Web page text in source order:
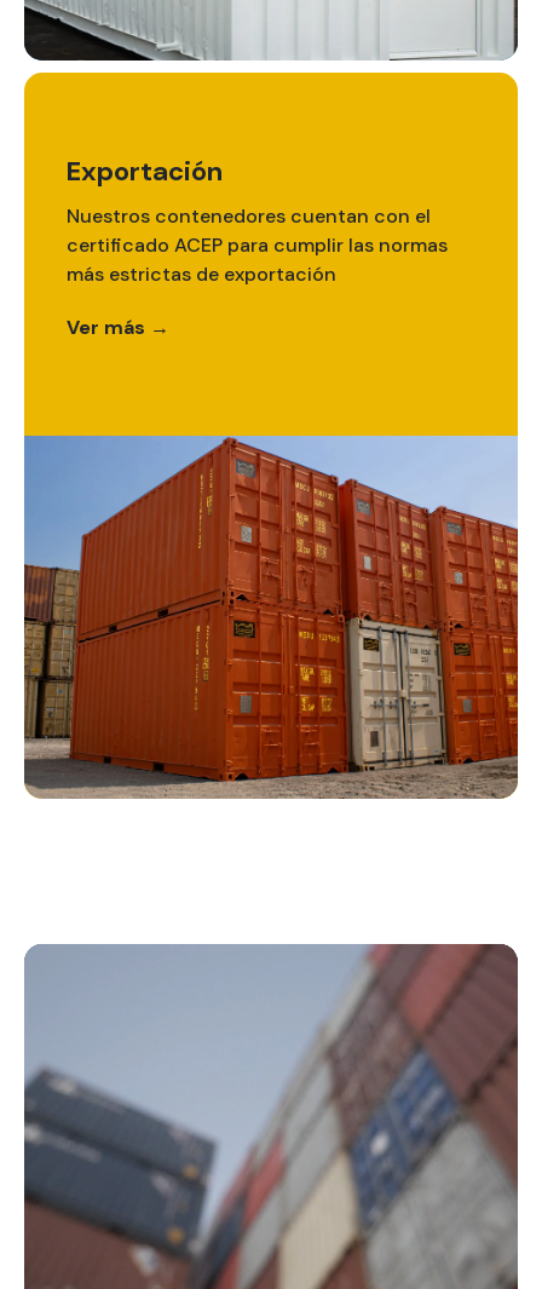
Exportación
Nuestros contenedores cuentan con el
certificado ACEP para cumplir las normas
más estrictas de exportación
Ver más →